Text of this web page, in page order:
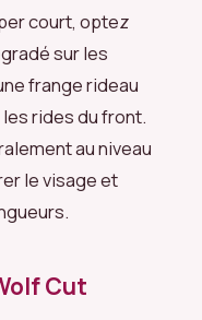
court, optez
sur les
frange rideau
rides du front.
au niveau
le visage et
Cut